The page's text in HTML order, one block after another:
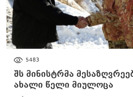
5483
შს მინისტრმა
ახალი წელი მიულოცა